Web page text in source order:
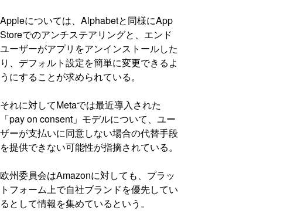
Appleについては、Alphabetと同様にApp
Storeでのアンチステアリングと、エンド
ユーザーがアプリをアンインストールした
り、デフォルト設定を簡単に変更できるよ
うにすることが求められている。
それに対してMetaでは最近導入された
「pay on consent」モデルについて、ユー
ザーが支払いに同意しない場合の代替手段
を提供できない可能性が指摘されている。
欧州委員会はAmazonに対しても、プラッ
トフォーム上で自社ブランドを優先してい
るとして情報を集めているという。